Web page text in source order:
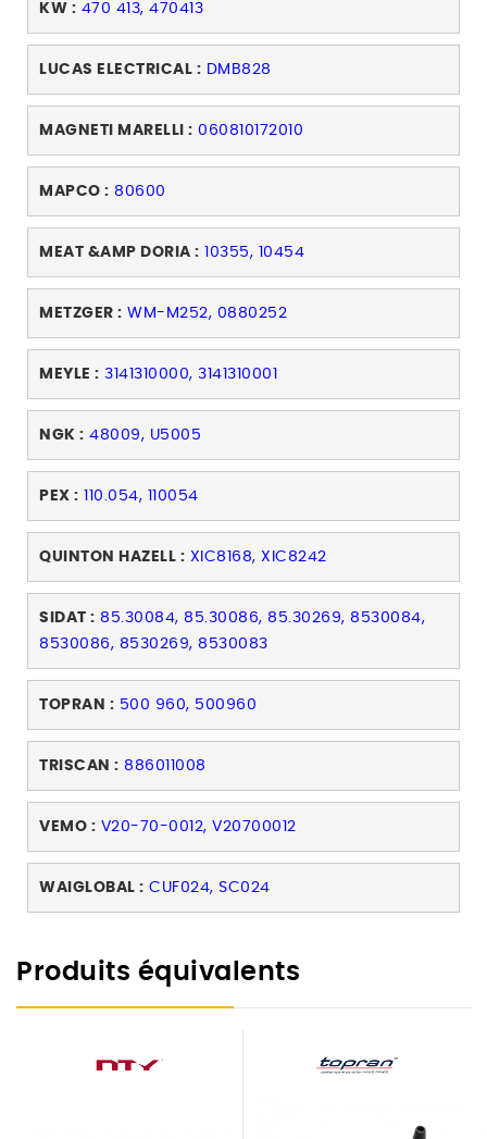
KW : 470 413, 470413
LUCAS ELECTRICAL : DMB828
MAGNETI MARELLI : 060810172010
MAPCO : 80600
MEAT &AMP DORIA : 10355, 10454
METZGER : WM-M252, 0880252
MEYLE : 3141310000, 3141310001
NGK : 48009, U5005
PEX : 110.054, 110054
QUINTON HAZELL : XIC8168, XIC8242
SIDAT : 85.30084, 85.30086, 85.30269, 8530084,
8530086, 8530269, 8530083
TOPRAN : 500 960, 500960
TRISCAN : 886011008
VEMO : V20-70-0012, V20700012
WAIGLOBAL : CUF024, SC024
Produits équivalents